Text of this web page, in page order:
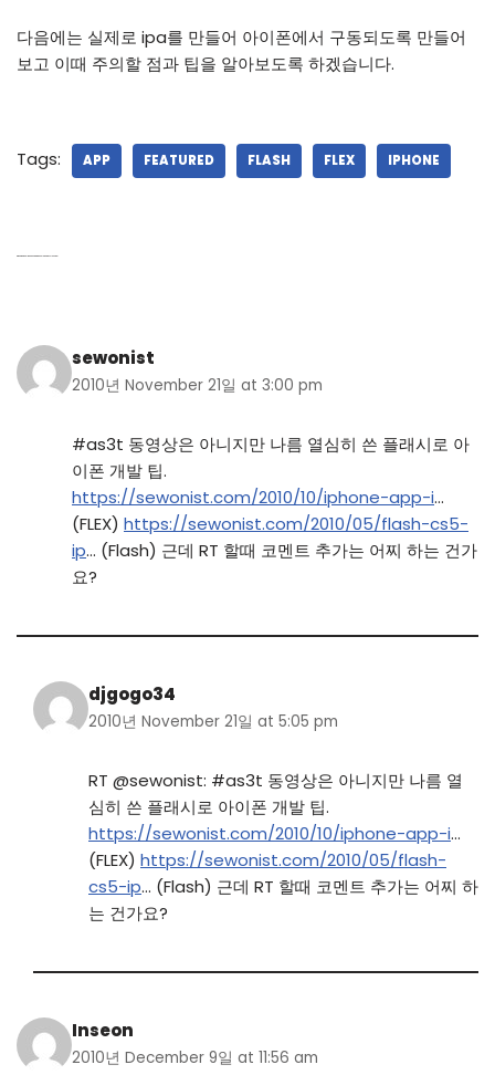
다음에는 실제로 ipa를 만들어 아이폰에서 구동되도록 만들어
보고 이때 주의할 점과 팁을 알아보도록 하겠습니다.
Tags: APP FEATURED FLASH FLEX IPHONE
sewonist
2010년 November 21일 at 3:00 pm
#as3t 동영상은 아니지만 나름 열심히 쓴 플래시로 아
이폰 개발 팁.
https://sewonist.com/2010/10/iphone-app-i…
(FLEX) https://sewonist.com/2010/05/flash-cs5-
ip… (Flash) 근데 RT 할때 코멘트 추가는 어찌 하는 건가
요?
djgogo34
2010년 November 21일 at 5:05 pm
RT @sewonist: #as3t 동영상은 아니지만 나름 열
심히 쓴 플래시로 아이폰 개발 팁.
https://sewonist.com/2010/10/iphone-app-i…
(FLEX) https://sewonist.com/2010/05/flash-
cs5-ip… (Flash) 근데 RT 할때 코멘트 추가는 어찌 하
는 건가요?
Inseon
2010년 December 9일 at 11:56 am